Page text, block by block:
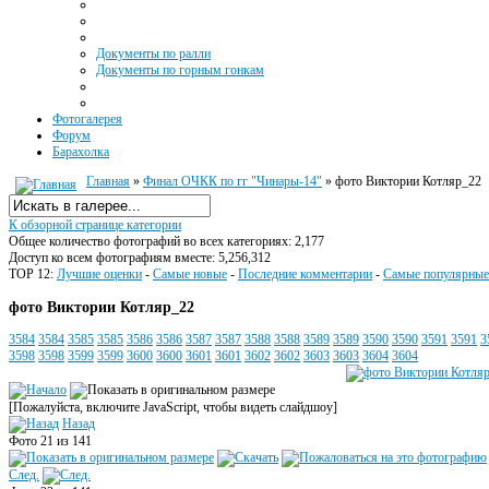
Документы по ралли
Документы по горным гонкам
Фотогалерея
Форум
Барахолка
Главная » Финал ОЧКК по гг "Чинары-14" » фото Виктории Котляр_22
К обзорной странице категории
Общее количество фотографий во всех категориях: 2,177
Доступ ко всем фотографиям вместе: 5,256,312
TOP 12: Лучшие оценки - Самые новые - Последние комментарии - Самые популярные
фото Виктории Котляр_22
3584 3584 3585 3585 3586 3586 3587 3587 3588 3588 3589 3589 3590 3590 3591 3591
3598 3598 3599 3599 3600 3600 3601 3601 3602 3602 3603 3603 3604 3604
[Пожалуйста, включите JavaScript, чтобы видеть слайдшоу]
Назад
Фото 21 из 141
След.